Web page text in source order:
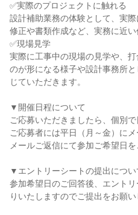
✅実際のプロジェクトに触れる
設計補助業務の体験として、実
修正や書類作成など、実務に近い
✅現場見学
実際に工事中の現場の見学や、
のが形になる様子や設計事務所
じていただきます。
▼開催日程について
ご応募いただきましたら、個別
ご応募者には平日（月～金）にメ
メールご返信にて参加ご希望日
▼エントリーシートの提出につい
参加希望日のご回答後、エント
りいたしますのでご提出をお願い